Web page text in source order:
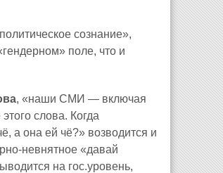
сознание»,
поле, что и
, «наши СМИ — включая
слова. Когда
а она ей чё?» возводится и
невнятное «давай
на гос.уровень,